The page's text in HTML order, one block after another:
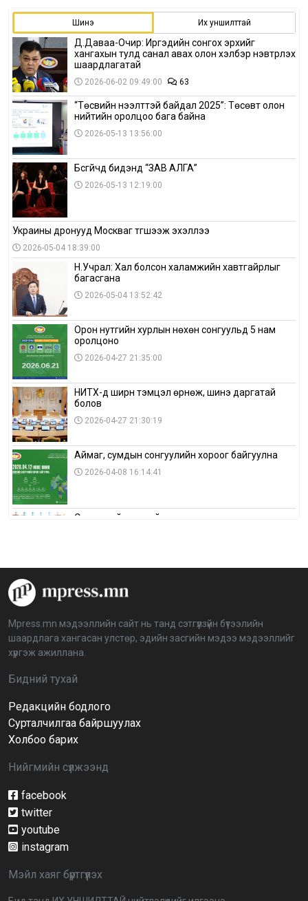
Шинэ Их уншилттай
Д.Даваа-Очир: Иргэдийн сонгох эрхийг
хангахын тулд санал авах олон хэлбэр нэвтрүүлэх
шаардлагатай
2026-06-02 09:49:00 63
“Төсвийн нээлттэй байдал 2025”: Төсөвт олон
нийтийн оролцоо бага байна
2026-05-13 13:56:00
Бүсгүйчүүд бидэнд “ЗАВ АЛГА”
2026-05-13 12:19:00
Украины дронууд Москваг түгшээж эхэллээ
2026-05-04 18:39:00
Н.Учрал: Хал болсон халамжийн хавтгайрлыг
багасгана
2026-05-04 13:52:42
Орон нутгийн хурлын нөхөн сонгуульд 5 нам
оролцоно
2026-04-27 21:35:00
НИТХ-д ширүүн тэмцэл өрнөж, шинэ даргатай
болов
2026-04-27 21:30:19
Аймаг, сумдын сонгуулийн хороог байгуулна
2026-04-08 16:14:41
Сонгуулийн хуулийн зөрчил, шалгах,
аймагт үргэлжилж байна
BTS-ийн тоглолтыг Netflix дэлхий даяар шууд
дамжуулна
Иргэдийн төлөөлөгчдийн хурлын 2026 оны
нөхөн сонгууль 6 дугаар сарын 21-нд болно
Д.Тэгшбаяр: НҮБ-ын тогтоол санаачилж,
Улс төрийн намуудын 2025 оны тайлан олон
Mpress.mn мэдээллийн сайт нь танд сэтгүүлзүйн бүтээлийн
шаардлага хангасан улстөр, эдийн засгийн мэдээ мэдээллийг
хүргэж ажиллана.
Бидний тухай
Редакцийн бодлого
Сурталчилгаа байршуулах
Холбоо барих
Нийгмийн сүлжээнд
facebook
twitter
youtube
instagram
Мэйл хаяг бүртгүүлэх